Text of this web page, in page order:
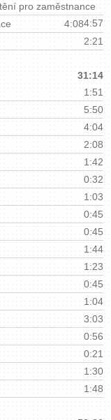
pro zaměstnance
4:57
4:08
2:21
31:14
1:51
5:50
4:04
2:08
1:42
0:32
1:03
0:45
0:45
1:44
1:23
0:45
1:04
3:03
0:56
0:21
1:30
1:48